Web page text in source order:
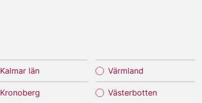
Kalmar län
Kronoberg
Värmland
Västerbotten